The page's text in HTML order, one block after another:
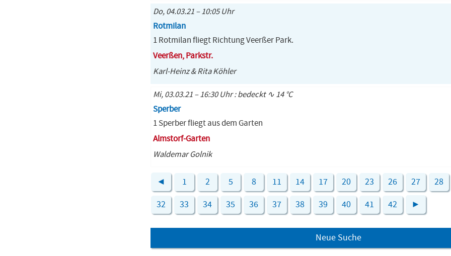
Do, 04.03.21 – 10:05 Uhr
Rotmilan
1 Rotmilan fliegt Richtung Veerßer Park.
Veerßen, Parkstr.
Karl-Heinz & Rita Köhler
Mi, 03.03.21 – 16:30 Uhr : bedeckt ∿ 14 °C
Sperber
1 Sperber fliegt aus dem Garten
Almstorf-Garten
Waldemar Golnik
◄ 1 2 5 8 11 14 17 20 23 26 27 28
32 33 34 35 36 37 38 39 40 41 42 ►
Neue Suche